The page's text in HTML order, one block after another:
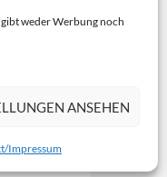
weder Werbung noch
ANSEHEN
Impressum